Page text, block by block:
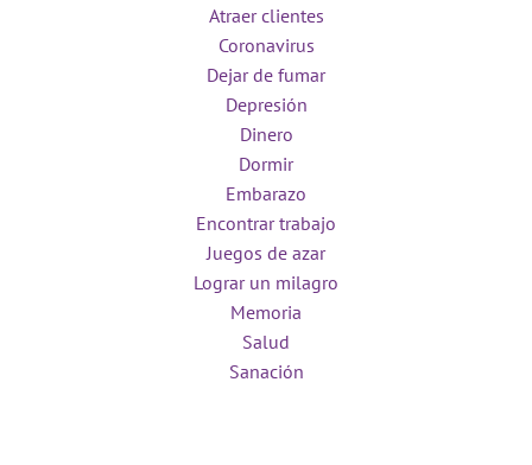
Atraer clientes
Coronavirus
Dejar de fumar
Depresión
Dinero
Dormir
Embarazo
Encontrar trabajo
Juegos de azar
Lograr un milagro
Memoria
Salud
Sanación